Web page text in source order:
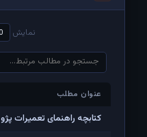
نمایش
عنوان مطلب
عنوان مطلب
کتابچه راهنمای تعمیرات پژو 206 صندوقدار